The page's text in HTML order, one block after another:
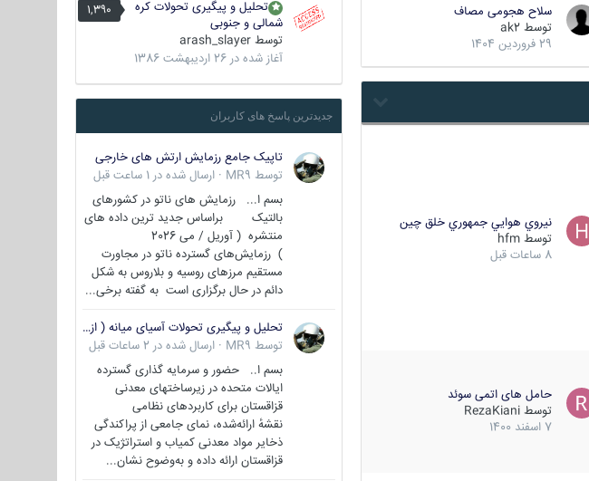
سلاح هجومی مصاف
توسط ak2
29 فروردین 1404
نيروي هوايي جمهوري خلق چين
توسط hfm
8 ساعات قبل
حامل های اتمی سوئد
توسط RezaKiani
7 اسفند 1400
1,390
تحلیل و پیگیری تحولات کره
شمالی و جنوبی
توسط arash_slayer
آغاز شده در 26 اردیبهشت 1386
جدیدترین پاسخ های کاربران
تاپیک جامع رزمایش ارتش های خارجی
توسط MR9
· ارسال شده در 1 ساعت قبل
بسم ا... رزمایش های ناتو در کشورهای
بالتیک براساس جدید ترین داده های
منتشره ( آوریل / می 2026
) رزمایش‌های گسترده ناتو در مجاورت
مستقیم مرزهای روسیه و بلاروس به شکل
دائم در حال برگزاری است به گفته برخی...
تحلیل و پیگیری تحولات آسیای میانه ( ازبکستان، تاجیکستان، ترکمنستان، قزاقستان و قرقیزستان )
توسط MR9
· ارسال شده در 2 ساعات قبل
بسم ا.. حضور و سرمایه گذاری گسترده
ایالات متحده در زیرساختهای معدنی
قزاقستان برای کاربردهای نظامی
نقشهٔ ارائه‌شده، نمای جامعی از پراکندگی
ذخایر مواد معدنی کمیاب و استراتژیک در
قزاقستان ارائه داده و به‌وضوح نشان...